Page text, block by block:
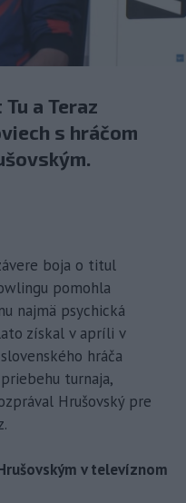
a Teraz
s hráčom
boja o titul
pomohla
najmä psychická
získal v apríli v
hráča
turnaja,
Hrušovský pre
v televíznom